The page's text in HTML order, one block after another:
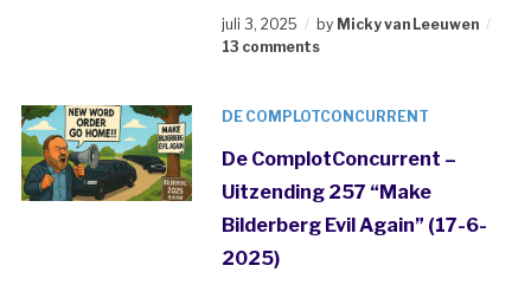
juli 3, 2025 by Micky van Leeuwen
13 comments
DE COMPLOTCONCURRENT
De ComplotConcurrent –
Uitzending 257 “Make
Bilderberg Evil Again” (17-6-
2025)